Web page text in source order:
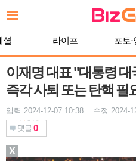
문
로셜 라이프 포토
이재명 대표 "대통령
즉각 사퇴 또는 탄핵 필
입력 2024-12-07 10:38 수정 2024-
댓글 0
X